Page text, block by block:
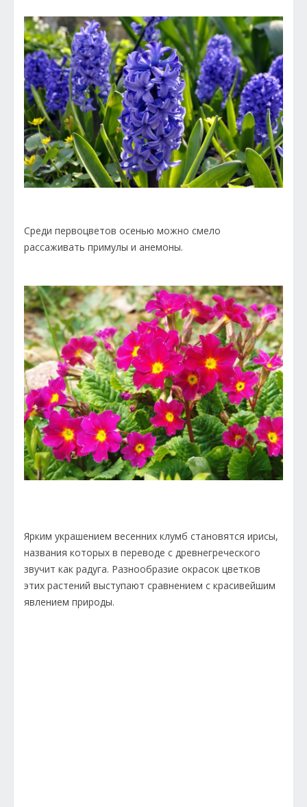
Среди первоцветов осенью можно смело
рассаживать примулы и анемоны.
Ярким украшением весенних клумб становятся ирисы,
названия которых в переводе с древнегреческого
звучит как радуга. Разнообразие окрасок цветков
этих растений выступают сравнением с красивейшим
явлением природы.